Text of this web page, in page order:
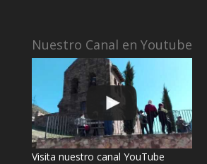
Nuestro Canal en Youtube
Visita nuestro canal YouTube